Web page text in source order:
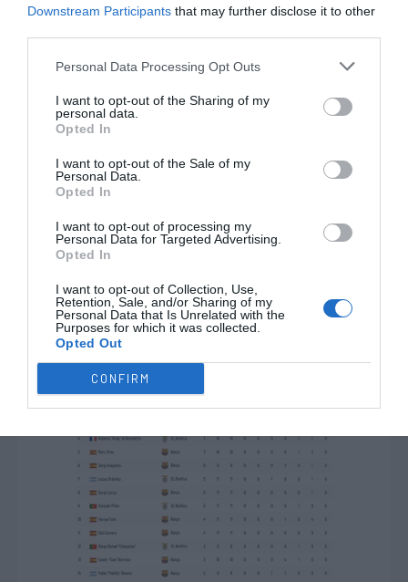
Downstream Participants that may further disclose it to other
Personal Data Processing Opt Outs
I want to opt-out of the Sharing of my
personal data.
Opted In
I want to opt-out of the Sale of my
Personal Data.
Opted In
I want to opt-out of processing my
Personal Data for Targeted Advertising.
Opted In
I want to opt-out of Collection, Use,
Retention, Sale, and/or Sharing of my
Personal Data that Is Unrelated with the
Purposes for which it was collected.
Opted Out
CONFIRM